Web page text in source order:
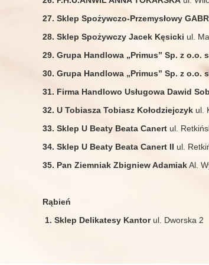
27. Sklep Spożywczo-Przemysłowy
28. Sklep Spożywczy Jacek Kęsicki ul.
29. Grupa Handlowa „Primus” Sp. z o.o.
30. Grupa Handlowa „Primus” Sp. z o.o.
31. Firma Handlowo Usługowa Dawid
32. U Tobiasza Tobiasz Kołodziejczyk ul.
33. Sklep U Beaty Beata Canert ul.
34. Sklep U Beaty Beata Canert II ul.
35. Pan Ziemniak Zbigniew AdamiakAl.
Rąbień
1. Sklep Delikatesy Kantorul. Dworska 2